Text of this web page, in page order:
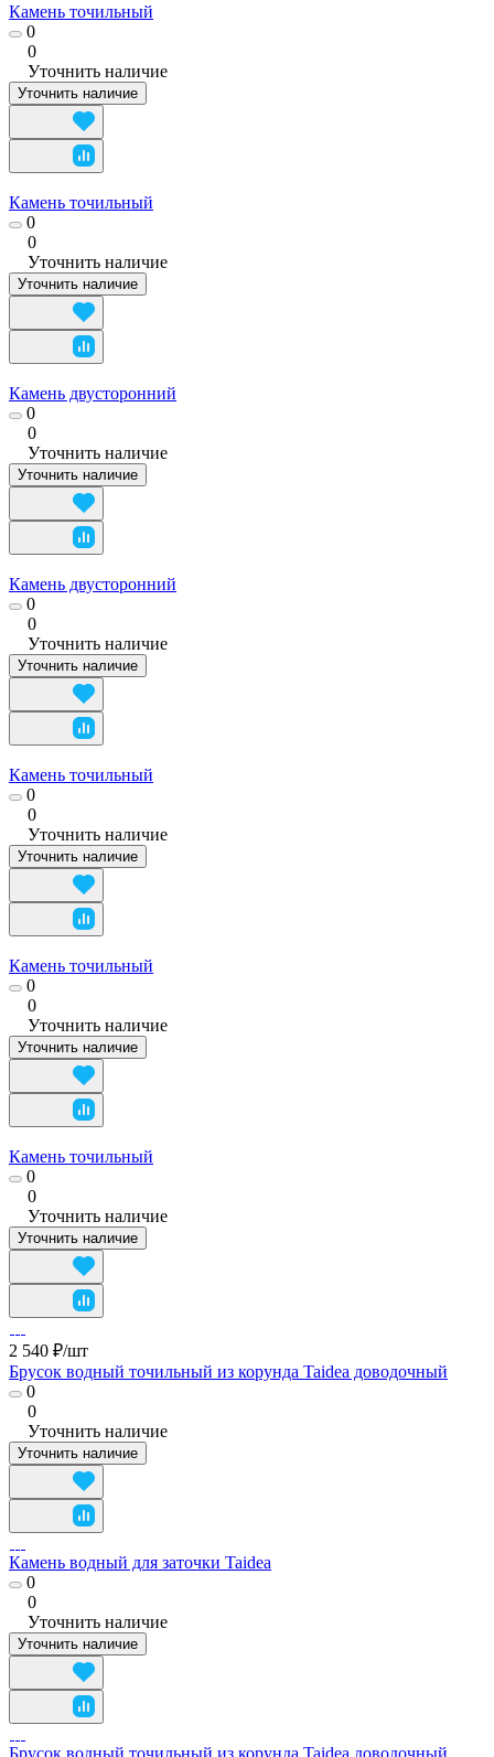
Камень точильный
0
0
Уточнить наличие
Уточнить наличие
Камень точильный
0
0
Уточнить наличие
Уточнить наличие
Камень двусторонний
0
0
Уточнить наличие
Уточнить наличие
Камень двусторонний
0
0
Уточнить наличие
Уточнить наличие
Камень точильный
0
0
Уточнить наличие
Уточнить наличие
Камень точильный
0
0
Уточнить наличие
Уточнить наличие
Камень точильный
0
0
Уточнить наличие
Уточнить наличие
2 540 ₽/шт
Брусок водный точильный из корунда Taidea доводочный
0
0
Уточнить наличие
Уточнить наличие
Камень водный для заточки Taidea
0
0
Уточнить наличие
Уточнить наличие
Брусок водный точильный из корунда Taidea доводочный